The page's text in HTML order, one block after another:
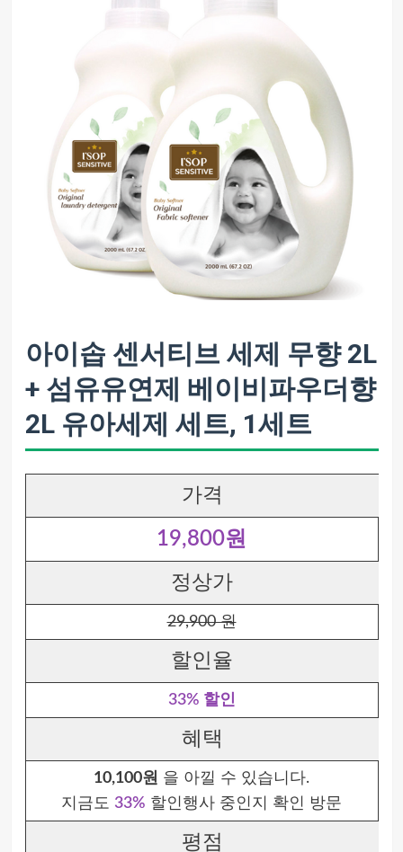
아이솝 센서티브 세제 무향 2L
+ 섬유유연제 베이비파우더향
2L 유아세제 세트, 1세트
가격
19,800원
정상가
29,900 원
할인율
33% 할인
혜택
10,100원 을 아낄 수 있습니다.
지금도 33% 할인행사 중인지 확인 방문
평점